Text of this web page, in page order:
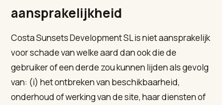
aansprakelijkheid
Costa Sunsets Development SL is niet aansprakelijk
voor schade van welke aard dan ook die de
gebruiker of een derde zou kunnen lijden als gevolg
van: (i) het ontbreken van beschikbaarheid,
onderhoud of werking van de site, haar diensten of